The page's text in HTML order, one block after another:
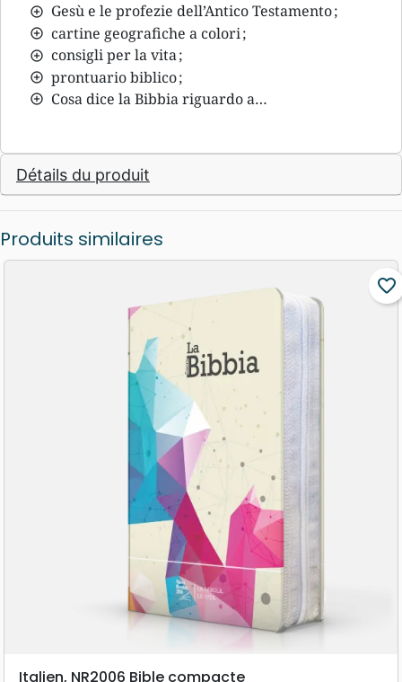
Gesù e le profezie dell’Antico Testamento ;
cartine geografiche a colori ;
consigli per la vita ;
prontuario biblico ;
Cosa dice la Bibbia riguardo a…
Détails du produit
Produits similaires
favorite_border
Italien, NR2006 Bible compacte